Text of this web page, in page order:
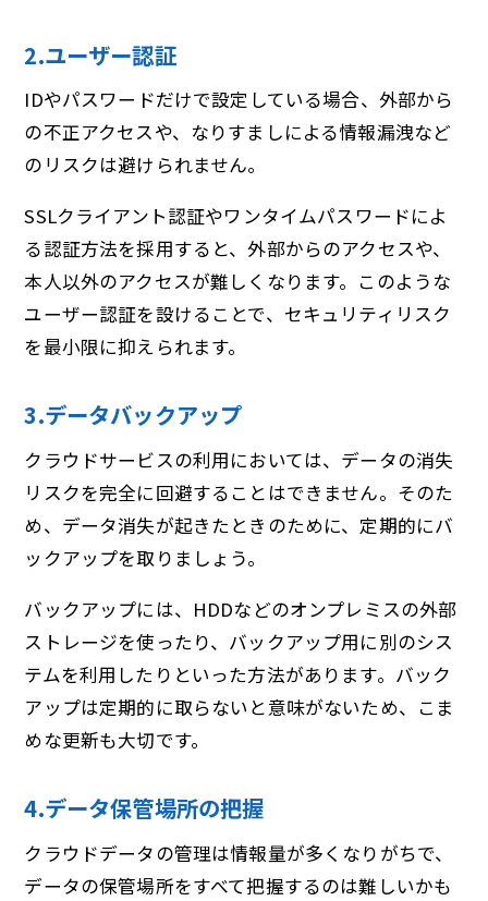
2.ユーザー認証
IDやパスワードだけで設定している場合、外部から
の不正アクセスや、なりすましによる情報漏洩など
のリスクは避けられません。
SSLクライアント認証やワンタイムパスワードによ
る認証方法を採用すると、外部からのアクセスや、
本人以外のアクセスが難しくなります。このような
ユーザー認証を設けることで、セキュリティリスク
を最小限に抑えられます。
3.データバックアップ
クラウドサービスの利用においては、データの消失
リスクを完全に回避することはできません。そのた
め、データ消失が起きたときのために、定期的にバ
ックアップを取りましょう。
バックアップには、HDDなどのオンプレミスの外部
ストレージを使ったり、バックアップ用に別のシス
テムを利用したりといった方法があります。バック
アップは定期的に取らないと意味がないため、こま
めな更新も大切です。
4.データ保管場所の把握
クラウドデータの管理は情報量が多くなりがちで、
データの保管場所をすべて把握するのは難しいかも